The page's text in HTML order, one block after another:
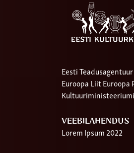
Eesti
Euroopa Liit Euroopa
VEEBILAHENDUS
Lorem Ipsum 2022